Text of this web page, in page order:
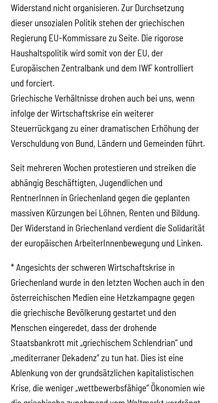
Widerstand nicht organisieren. Zur Durchsetzung
dieser unsozialen Politik stehen der griechischen
Regierung EU-Kommissare zu Seite. Die rigorose
Haushaltspolitik wird somit von der EU, der
Europäischen Zentralbank und dem IWF kontrolliert
und forciert.
Griechische Verhältnisse drohen auch bei uns, wenn
infolge der Wirtschaftskrise ein weiterer
Steuerrückgang zu einer dramatischen Erhöhung der
Verschuldung von Bund, Ländern und Gemeinden führt.
Seit mehreren Wochen protestieren und streiken die
abhängig Beschäftigten, Jugendlichen und
RentnerInnen in Griechenland gegen die geplanten
massiven Kürzungen bei Löhnen, Renten und Bildung.
Der Widerstand in Griechenland verdient die Solidarität
der europäischen ArbeiterInnenbewegung und Linken.
* Angesichts der schweren Wirtschaftskrise in
Griechenland wurde in den letzten Wochen auch in den
österreichischen Medien eine Hetzkampagne gegen
die griechische Bevölkerung gestartet und den
Menschen eingeredet, dass der drohende
Staatsbankrott mit „griechischem Schlendrian“ und
„mediterraner Dekadenz“ zu tun hat. Dies ist eine
Ablenkung von der grundsätzlichen kapitalistischen
Krise, die weniger „wettbewerbsfähige“ Ökonomien wie